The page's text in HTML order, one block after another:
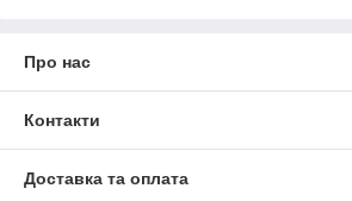
Про нас
Контакти
Доставка та оплата